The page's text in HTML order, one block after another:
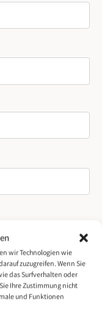
wir Technologien wie
zuzugreifen. Wenn Sie
das Surfverhalten oder
Ihre Zustimmung nicht
und Funktionen